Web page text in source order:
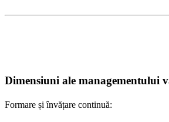
Dimensiuni ale managementului
Formare și învățare continuă: